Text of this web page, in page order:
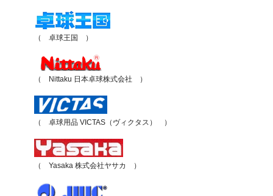
（ 卓球王国 ）
（ Nittaku 日本卓球株式会社 ）
（ 卓球用品 VICTAS（ヴィクタス） ）
（ Yasaka 株式会社ヤサカ ）